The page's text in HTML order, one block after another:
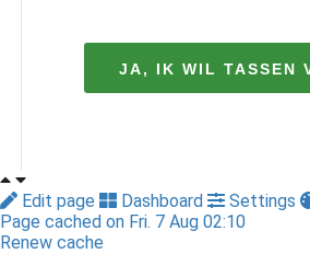
JA, IK WIL TASSEN
Edit page Dashboard Settings
Page cached on Fri. 7 Aug 02:10
Renew cache